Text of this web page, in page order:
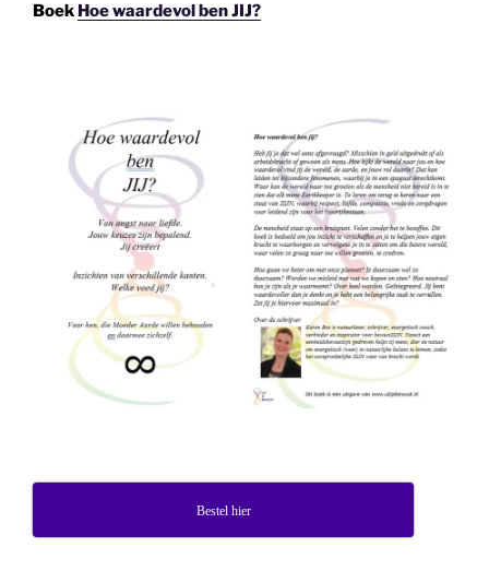
Boek Hoe waardevol ben JIJ?
Bestel hier